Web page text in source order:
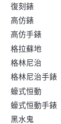
復刻錶
高仿錶
高仿手錶
格拉蘇地
格林尼治
格林尼治手錶
蠔式恒動
蠔式恒動手錶
黑水鬼